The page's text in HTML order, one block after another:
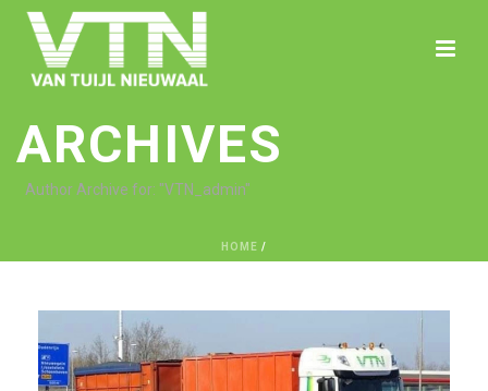
ARCHIVES
Author Archive for: "VTN_admin"
HOME /